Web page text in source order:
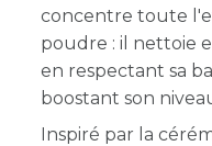
concentre toute
poudre : il nettoie
en respectant sa
boostant son
Inspiré par la